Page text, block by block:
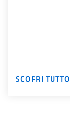
SCOPRI TUTTO